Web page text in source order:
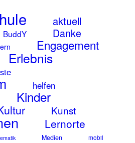
aktuell
BuddY Danke
Engagement
Erlebnis
helfen
Kinder
Kunst
Lernorte
Medien mobil